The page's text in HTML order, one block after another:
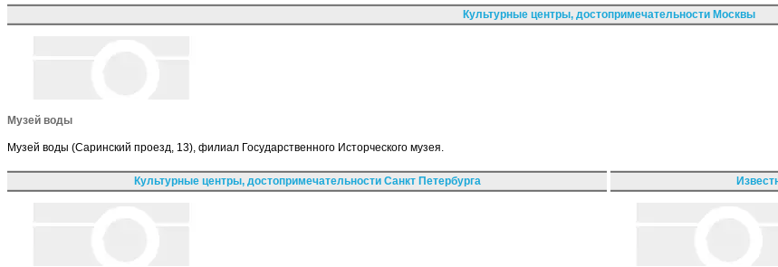
Культурные центры, достопримечательности Москвы
Музей воды
Музей воды (Саринский проезд, 13), филиал Государственного Исторческого музея.
Культурные центры, достопримечательности Санкт Петербурга